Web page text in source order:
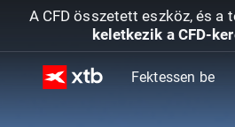
A CFD összetett eszköz, és
keletkezik a CFD-
Fektessen be